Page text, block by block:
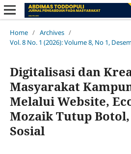
Home / Archives /
Vol. 8 No. 1 (2026): Volume 8, No 1,
Digitalisasi dan
Masyarakat
Melalui Website,
Mozaik Tutup
Sosial